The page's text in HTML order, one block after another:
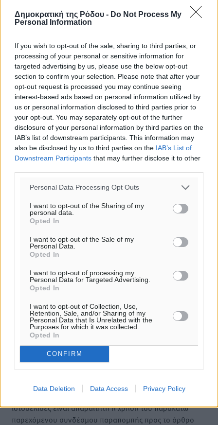
Δημοκρατική της Ρόδου - Do Not Process My
Personal Information
If you wish to opt-out of the sale, sharing to third parties, or
processing of your personal or sensitive information for
targeted advertising by us, please use the below opt-out
section to confirm your selection. Please note that after your
opt-out request is processed you may continue seeing
interest-based ads based on personal information utilized by
us or personal information disclosed to third parties prior to
your opt-out. You may separately opt-out of the further
disclosure of your personal information by third parties on the
IAB’s list of downstream participants. This information may
also be disclosed by us to third parties on the IAB’s List of
Downstream Participants that may further disclose it to other
Personal Data Processing Opt Outs
I want to opt-out of the Sharing of my
personal data.
Opted In
I want to opt-out of the Sale of my
Personal Data.
Opted In
I want to opt-out of processing my
Personal Data for Targeted Advertising.
Opted In
I want to opt-out of Collection, Use,
Retention, Sale, and/or Sharing of my
Personal Data that Is Unrelated with the
Purposes for which it was collected.
Opted In
CONFIRM
Data Deletion Data Access Privacy Policy
σχόλια θεωρούμε προσβλητικά ή περιέχουν ύβρεις, χωρίς
καμμία προειδοποίηση. Χρήστες που δεν τηρούν τους
Προσθέστε ένα σχόλιο
Το E-mail δεν θα δημοσιευτεί.
Πρέπει να συμπληρωθούν όλα τα πεδία για την
υποβολή του σχολίου.
Όνοματεπώνυμο Email
Υπενθύμιση:
Για την μερική αναπαραγωγή της είδησης από άλλες
ιστοσελίδες είναι απαραίτητη η χρήση του παρακάτω
παρεχόμενου συνδέσμου παραπομπής προς το άρθρο